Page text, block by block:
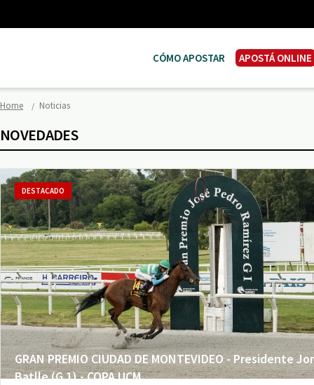
CÓMO APOSTAR APOSTÁ ONLINE
Home Noticias
NOVEDADES
GRAN PREMIO CIUDAD DE MONTEVIDEO - Presidente
Batlle (G 1) - COPA UCM
DESTACADO